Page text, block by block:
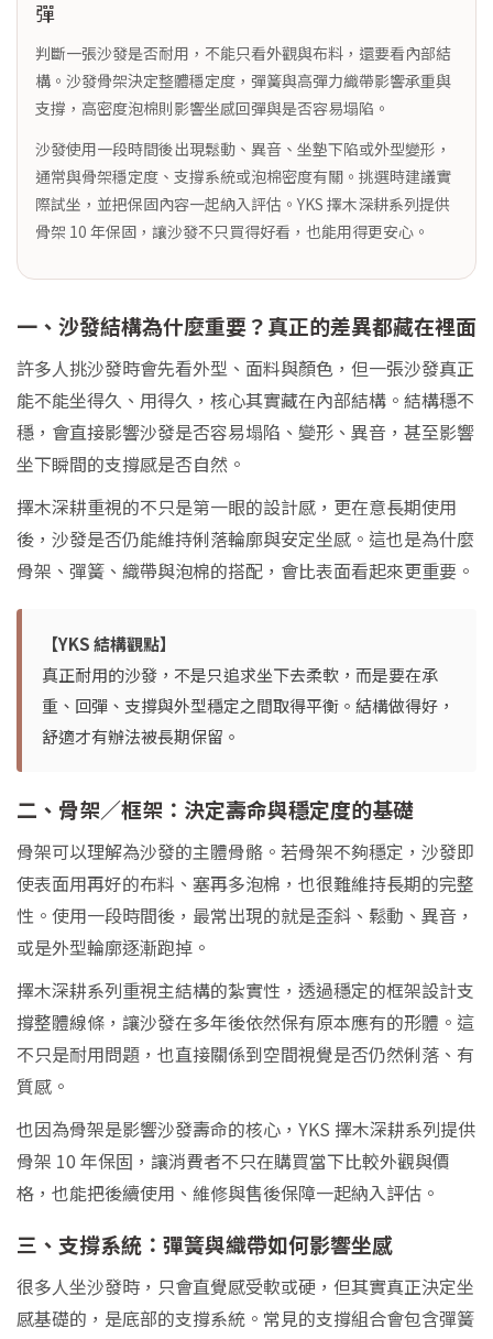
彈
判斷一張沙發是否耐用，不能只看外觀與布料，還要看內部結
構。沙發骨架決定整體穩定度，彈簧與高彈力織帶影響承重與
支撐，高密度泡棉則影響坐感回彈與是否容易塌陷。
沙發使用一段時間後出現鬆動、異音、坐墊下陷或外型變形，
通常與骨架穩定度、支撐系統或泡棉密度有關。挑選時建議實
際試坐，並把保固內容一起納入評估。YKS 擇木深耕系列提供
骨架 10 年保固，讓沙發不只買得好看，也能用得更安心。
一、沙發結構為什麼重要？真正的差異都藏在裡面
許多人挑沙發時會先看外型、面料與顏色，但一張沙發真正
能不能坐得久、用得久，核心其實藏在內部結構。結構穩不
穩，會直接影響沙發是否容易塌陷、變形、異音，甚至影響
坐下瞬間的支撐感是否自然。
擇木深耕重視的不只是第一眼的設計感，更在意長期使用
後，沙發是否仍能維持俐落輪廓與安定坐感。這也是為什麼
骨架、彈簧、織帶與泡棉的搭配，會比表面看起來更重要。
【YKS 結構觀點】
真正耐用的沙發，不是只追求坐下去柔軟，而是要在承
重、回彈、支撐與外型穩定之間取得平衡。結構做得好，
舒適才有辦法被長期保留。
二、骨架／框架：決定壽命與穩定度的基礎
骨架可以理解為沙發的主體骨骼。若骨架不夠穩定，沙發即
使表面用再好的布料、塞再多泡棉，也很難維持長期的完整
性。使用一段時間後，最常出現的就是歪斜、鬆動、異音，
或是外型輪廓逐漸跑掉。
擇木深耕系列重視主結構的紮實性，透過穩定的框架設計支
撐整體線條，讓沙發在多年後依然保有原本應有的形體。這
不只是耐用問題，也直接關係到空間視覺是否仍然俐落、有
質感。
也因為骨架是影響沙發壽命的核心，YKS 擇木深耕系列提供
骨架 10 年保固，讓消費者不只在購買當下比較外觀與價
格，也能把後續使用、維修與售後保障一起納入評估。
三、支撐系統：彈簧與織帶如何影響坐感
很多人坐沙發時，只會直覺感受軟或硬，但其實真正決定坐
感基礎的，是底部的支撐系統。常見的支撐組合會包含彈簧